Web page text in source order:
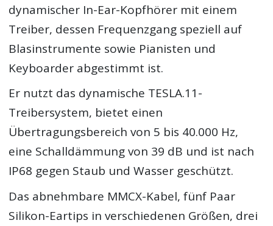
dynamischer In-Ear-Kopfhörer mit einem
Treiber, dessen Frequenzgang speziell auf
Blasinstrumente sowie Pianisten und
Keyboarder abgestimmt ist.
Er nutzt das dynamische TESLA.11-
Treibersystem, bietet einen
Übertragungsbereich von 5 bis 40.000 Hz,
eine Schalldämmung von 39 dB und ist nach
IP68 gegen Staub und Wasser geschützt.
Das abnehmbare MMCX-Kabel, fünf Paar
Silikon-Eartips in verschiedenen Größen, drei